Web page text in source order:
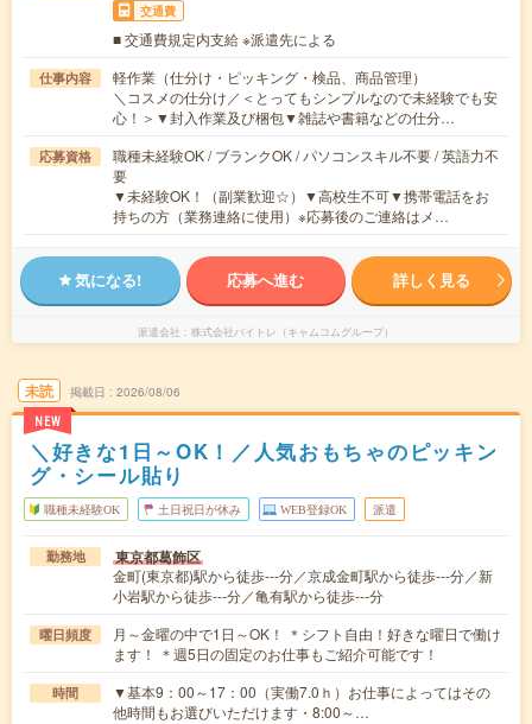
交通費
■ 交通費規定内支給 ※派遣先による
仕事内容
軽作業（仕分け・ピッキング・検品、商品管理）
＼コスメの仕分け／＜とってもシンプルなので未経験でも安
心！＞▼封入作業及び梱包▼雑誌や書籍などの仕分…
応募資格
職種未経験OK / ブランクOK / パソコンスキル不要 / 英語力不
要
▼未経験OK！（副業歓迎☆）▼高校生不可▼携帯電話をお
持ちの方（業務連絡に使用）※応募後のご連絡はメ…
気になる! 応募へ進む 詳しく見る
派遣会社 株式会社バイトレ（キャムコムグループ）
未読
NEW
掲載日 2026/08/06
＼好きな1日～OK！／人気おもちゃのピッキン
グ・シール貼り
職種未経験OK 土日祝日が休み WEB登録OK 派遣
勤務地 東京都葛飾区
金町(東京都)駅から徒歩---分／京成金町駅から徒歩---分／新
小岩駅から徒歩---分／亀有駅から徒歩---分
曜日頻度
月～金曜の中で1日～OK！ ＊シフト自由！好きな曜日で働け
ます！ ＊週5日の固定のお仕事もご紹介可能です！
時間
▼基本9：00～17：00（実働7.0ｈ）お仕事によってはその
他時間もお選びいただけます・8:00～…